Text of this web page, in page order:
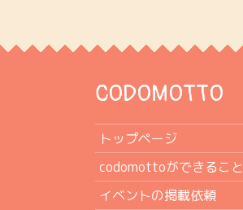
CODOMOTTO
トップページ
codomottoができること
イベントの掲載依頼